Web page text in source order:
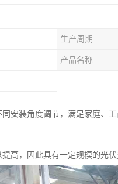
生产周期
产品名称
安装角度调节，满足家庭、
高，因此具有一定规模的光伏